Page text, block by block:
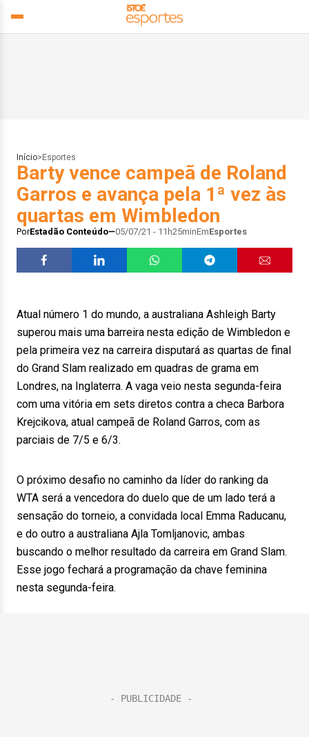
Início> Esportes
Barty vence campeã de Roland
Garros e avança pela 1ª vez às
quartas em Wimbledon
PorEstadão Conteúdo 05/07/21 - 11h25minEmEsportes
Atual número 1 do mundo, a australiana Ashleigh Barty
superou mais uma barreira nesta edição de Wimbledon e
pela primeira vez na carreira disputará as quartas de final
do Grand Slam realizado em quadras de grama em
Londres, na Inglaterra. A vaga veio nesta segunda-feira
com uma vitória em sets diretos contra a checa Barbora
Krejcikova, atual campeã de Roland Garros, com as
parciais de 7/5 e 6/3.
O próximo desafio no caminho da líder do ranking da
WTA será a vencedora do duelo que de um lado terá a
sensação do torneio, a convidada local Emma Raducanu,
e do outro a australiana Ajla Tomljanovic, ambas
buscando o melhor resultado da carreira em Grand Slam.
Esse jogo fechará a programação da chave feminina
nesta segunda-feira.